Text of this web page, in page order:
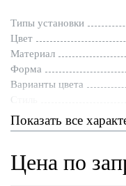
Типы установки
Цвет
Материал
Форма
Варианты цвета
Стиль
Показать все
Цена по